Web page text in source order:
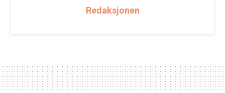
Redaksjonen